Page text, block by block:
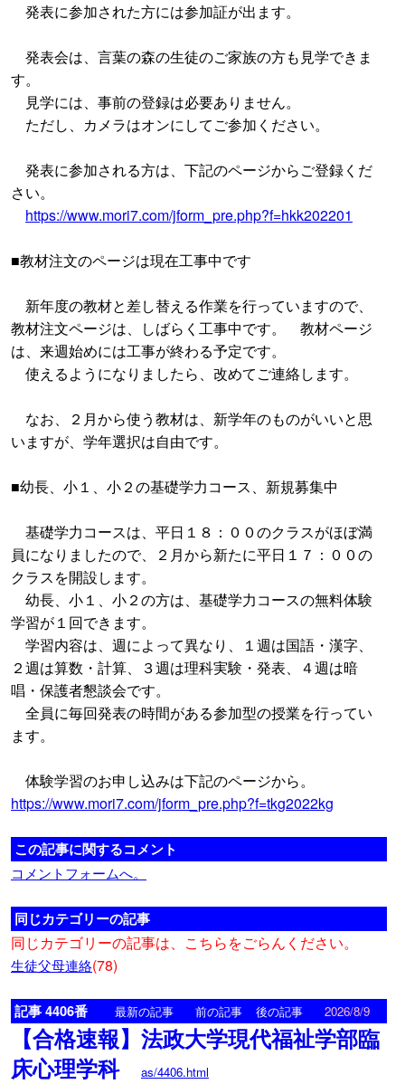
発表に参加された方には参加証が出ます。
発表会は、言葉の森の生徒のご家族の方も見学できま
す。
見学には、事前の登録は必要ありません。
ただし、カメラはオンにしてご参加ください。
発表に参加される方は、下記のページからご登録くだ
さい。
https://www.mori7.com/jform_pre.php?f=hkk202201
■教材注文のページは現在工事中です
新年度の教材と差し替える作業を行っていますので、
教材注文ページは、しばらく工事中です。 教材ページ
は、来週始めには工事が終わる予定です。
使えるようになりましたら、改めてご連絡します。
なお、２月から使う教材は、新学年のものがいいと思
いますが、学年選択は自由です。
■幼長、小１、小２の基礎学力コース、新規募集中
基礎学力コースは、平日１８：００のクラスがほぼ満
員になりましたので、２月から新たに平日１７：００の
クラスを開設します。
幼長、小１、小２の方は、基礎学力コースの無料体験
学習が１回できます。
学習内容は、週によって異なり、１週は国語・漢字、
２週は算数・計算、３週は理科実験・発表、４週は暗
唱・保護者懇談会です。
全員に毎回発表の時間がある参加型の授業を行ってい
ます。
体験学習のお申し込みは下記のページから。
https://www.mori7.com/jform_pre.php?f=tkg2022kg
この記事に関するコメント
コメントフォームへ。
同じカテゴリーの記事
同じカテゴリーの記事は、こちらをごらんください。
生徒父母連絡(78)
記事 4406番 最新の記事 前の記事 後の記事 2026/8/9
【合格速報】法政大学現代福祉学部臨
床心理学科
as/4406.html